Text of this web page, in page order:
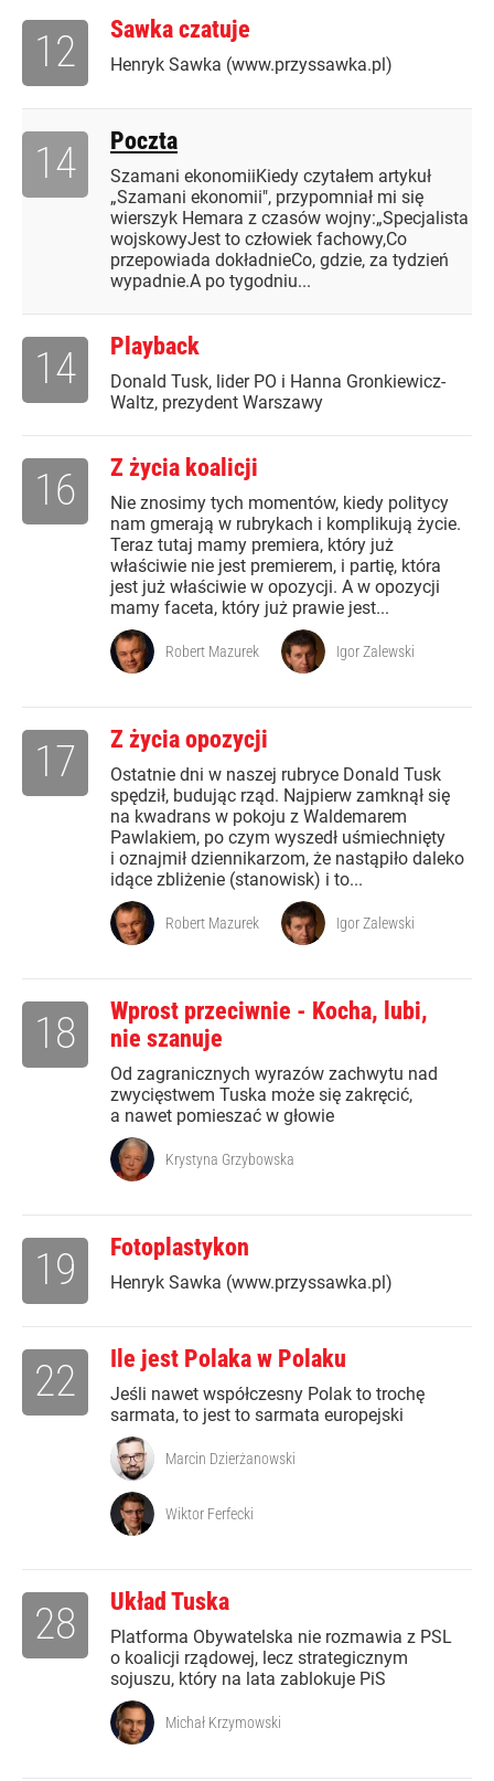
Sawka czatuje
Henryk Sawka (www.przyssawka.pl)
12
Poczta
Szamani ekonomiiKiedy czytałem artykuł
„Szamani ekonomii", przypomniał mi się
wierszyk Hemara z czasów wojny:„Specjalista
wojskowyJest to człowiek fachowy,Co
przepowiada dokładnieCo, gdzie, za tydzień
wypadnie.A po tygodniu...
14
Playback
Donald Tusk, lider PO i Hanna Gronkiewicz-
Waltz, prezydent Warszawy
14
Z życia koalicji
Nie znosimy tych momentów, kiedy politycy
nam gmerają w rubrykach i komplikują życie.
Teraz tutaj mamy premiera, który już
właściwie nie jest premierem, i partię, która
jest już właściwie w opozycji. A w opozycji
mamy faceta, który już prawie jest...
16
Robert Mazurek Igor Zalewski
Z życia opozycji
Ostatnie dni w naszej rubryce Donald Tusk
spędził, budując rząd. Najpierw zamknął się
na kwadrans w pokoju z Waldemarem
Pawlakiem, po czym wyszedł uśmiechnięty
i oznajmił dziennikarzom, że nastąpiło daleko
idące zbliżenie (stanowisk) i to...
17
Robert Mazurek Igor Zalewski
Wprost przeciwnie - Kocha, lubi,
nie szanuje
Od zagranicznych wyrazów zachwytu nad
zwycięstwem Tuska może się zakręcić,
a nawet pomieszać w głowie
18
Krystyna Grzybowska
Fotoplastykon
Henryk Sawka (www.przyssawka.pl)
19
Ile jest Polaka w Polaku
Jeśli nawet współczesny Polak to trochę
sarmata, to jest to sarmata europejski
22
Marcin Dzierżanowski
Wiktor Ferfecki
Układ Tuska
Platforma Obywatelska nie rozmawia z PSL
o koalicji rządowej, lecz strategicznym
sojuszu, który na lata zablokuje PiS
28
Michał Krzymowski